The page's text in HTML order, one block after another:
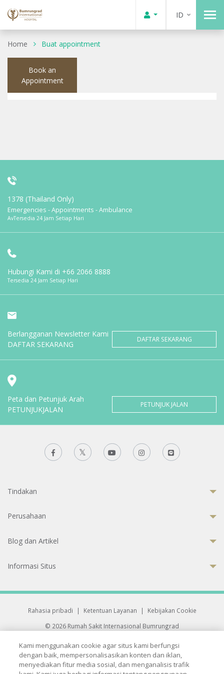
ID
Home Buat appointment
Book an
Appointment
1378 (Thailand Only)
Emergencies - Appointments - Ambulance
AvTersedia 24 Jam Setiap Hari
Hubungi Kami di +66 2066 8888
Tersedia 24 Jam Setiap Hari
Berlangganan Newsletter Kami
DAFTAR SEKARANG
DAFTAR SEKARANG
Peta dan Petunjuk Arah
PETUNJUKJALAN
PETUNJUK JALAN
Tindakan
Perusahaan
Blog dan Artikel
Informasi Situs
Rahasia pribadi | Ketentuan Layanan |
Kebijakan Cookie
© 2026 Rumah Sakit Internasional Bumrungrad
33 Sukhumvit 3, Wattana, Bangkok 10110 Thailand.
All rights reserved.
Kami menggunakan cookie agar situs kami berfungsi
dengan baik, mempersonalisasikan konten dan iklan,
menyediakan fitur media sosial, dan menganalisis trafik